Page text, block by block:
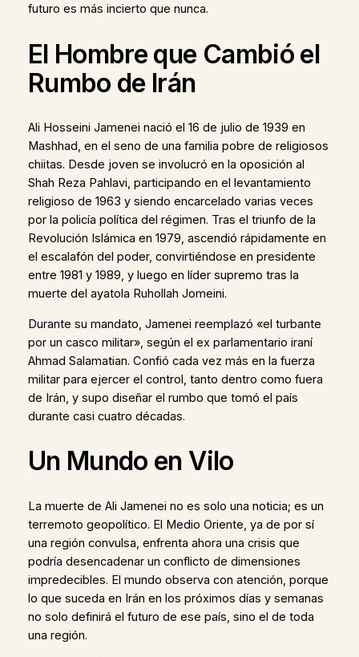
futuro es más incierto que nunca.
El Hombre que Cambió el
Rumbo de Irán
Ali Hosseini Jamenei nació el 16 de julio de 1939 en
Mashhad, en el seno de una familia pobre de religiosos
chiitas. Desde joven se involucró en la oposición al
Shah Reza Pahlavi, participando en el levantamiento
religioso de 1963 y siendo encarcelado varias veces
por la policía política del régimen. Tras el triunfo de la
Revolución Islámica en 1979, ascendió rápidamente en
el escalafón del poder, convirtiéndose en presidente
entre 1981 y 1989, y luego en líder supremo tras la
muerte del ayatola Ruhollah Jomeini.
Durante su mandato, Jamenei reemplazó «el turbante
por un casco militar», según el ex parlamentario iraní
Ahmad Salamatian. Confió cada vez más en la fuerza
militar para ejercer el control, tanto dentro como fuera
de Irán, y supo diseñar el rumbo que tomó el país
durante casi cuatro décadas.
Un Mundo en Vilo
La muerte de Ali Jamenei no es solo una noticia; es un
terremoto geopolítico. El Medio Oriente, ya de por sí
una región convulsa, enfrenta ahora una crisis que
podría desencadenar un conflicto de dimensiones
impredecibles. El mundo observa con atención, porque
lo que suceda en Irán en los próximos días y semanas
no solo definirá el futuro de ese país, sino el de toda
una región.